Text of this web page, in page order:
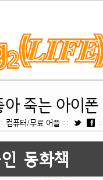
아 죽는 아이
컴퓨터/무료 어플 ::
동화책